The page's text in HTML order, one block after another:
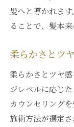
髪へと導かれま
ることで、髪本
柔らかさとツ
柔らかさとツヤ
ジレベルに応じ
カウンセリング
施術方法が選定